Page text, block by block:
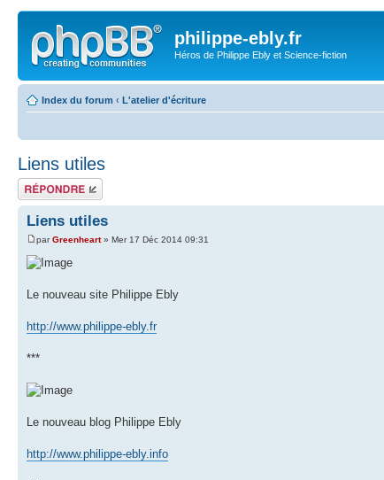
philippe-ebly.fr
Héros de Philippe Ebly et Science-fiction
Index du forum ‹ L'atelier d'écriture
Liens utiles
Répondre
Liens utiles
parGreenheart» Mer 17 Déc 2014 09:31
Le nouveau site Philippe Ebly
http://www.philippe-ebly.fr
***
Le nouveau blog Philippe Ebly
http://www.philippe-ebly.info